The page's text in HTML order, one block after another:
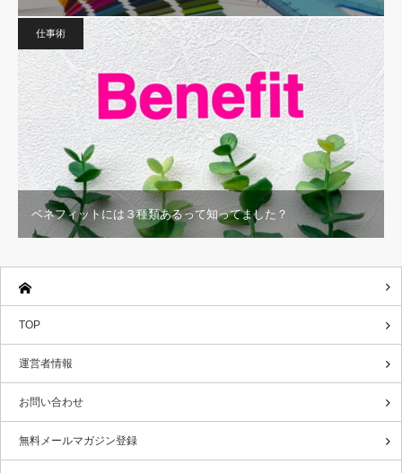
仕事術
ベネフィットには３種類あるって知ってました？
TOP
運営者情報
お問い合わせ
無料メールマガジン登録